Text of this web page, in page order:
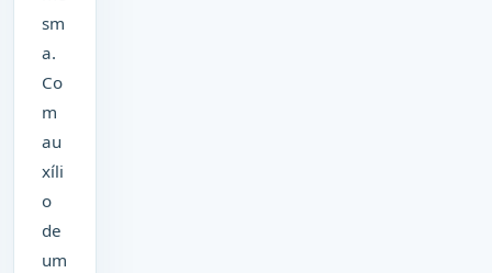
sm
a.
Co
m
au
xíli
o
de
um